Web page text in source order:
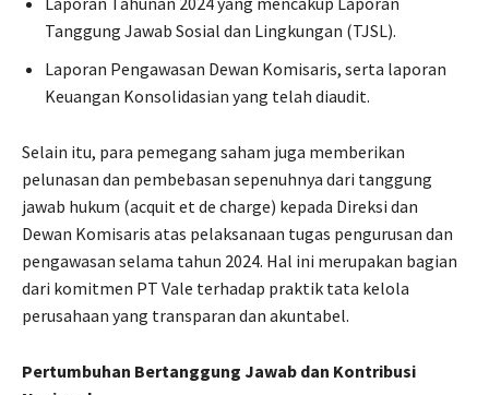
Tanggung Jawab Sosial dan Lingkungan (TJSL).
Laporan Pengawasan Dewan Komisaris, serta laporan
Keuangan Konsolidasian yang telah diaudit.
Selain itu, para pemegang saham juga memberikan
pelunasan dan pembebasan sepenuhnya dari tanggung
jawab hukum (acquit et de charge) kepada Direksi dan
Dewan Komisaris atas pelaksanaan tugas pengurusan dan
pengawasan selama tahun 2024. Hal ini merupakan bagian
dari komitmen PT Vale terhadap praktik tata kelola
perusahaan yang transparan dan akuntabel.
Pertumbuhan Bertanggung Jawab dan Kontribusi